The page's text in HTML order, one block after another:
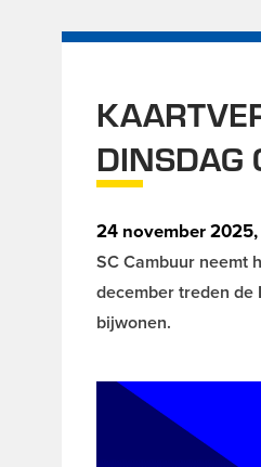
DINSDAG
24 november 2025,
SC Cambuur neemt
december treden de
bijwonen.